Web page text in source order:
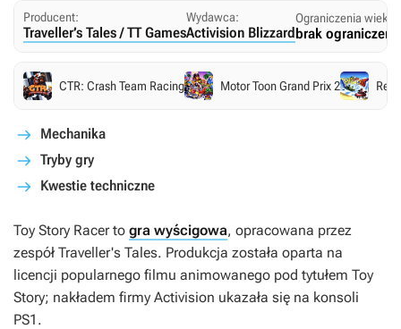
Producent:
Traveller’s Tales / TT Games
Wydawca:
Activision Blizzard
Ograniczenia
brak ograniczeń
CTR: Crash Team Racing Motor Toon Grand Prix 2
Mechanika
Tryby gry
Kwestie techniczne
Toy Story Racerto gra wyścigowa, opracowana przez
zespół Traveller's Tales. Produkcja została oparta na
licencji popularnego filmu animowanego pod tytułem Toy
Story; nakładem firmy Activision ukazała się na konsoli
PS1.